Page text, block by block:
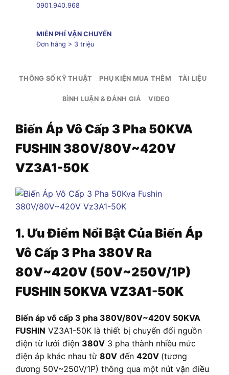
0901.940.968
MIỄN PHÍ VẬN CHUYỂN
Đơn hàng > 3 triệu
THÔNG SỐ KỸ THUẬT PHỤ KIỆN MUA THÊM TÀI LIỆU
BÌNH LUẬN & ĐÁNH GIÁ VIDEO
Biến Áp Vô Cấp 3 Pha 50KVA
FUSHIN 380V/80V~420V
VZ3A1-50K
1. Ưu Điểm Nổi Bật Của Biến Áp
Vô Cấp 3 Pha 380V Ra
80V~420V (50V~250V/1P)
FUSHIN 50KVA VZ3A1-50K
Biến áp vô cấp 3 pha 380V/80V~420V 50KVA
FUSHIN VZ3A1-50K là thiết bị chuyển đổi nguồn
điện từ lưới điện 380V 3 pha thành nhiều mức
điện áp khác nhau từ 80V đến 420V (tương
đương 50V~250V/1P) thông qua một nút vặn điều